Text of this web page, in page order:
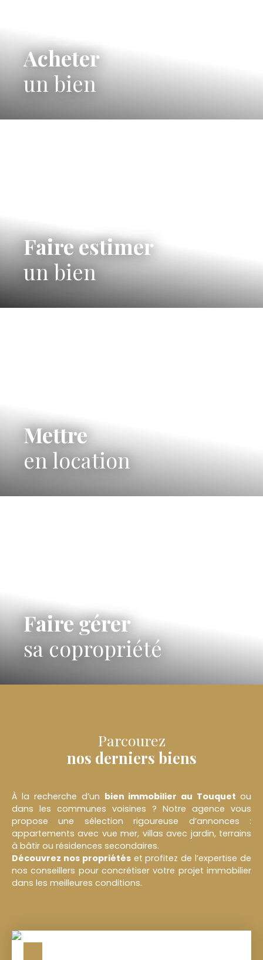
Acheter
un bien
Faire estimer
un bien
Mettre
en location
Faire gérer
sa copropriété
Parcourez
nos derniers biens
À la recherche d’un bien immobilier au Touquet ou
dans les communes voisines ? Notre agence vous
propose une sélection rigoureuse d’annonces :
appartements avec vue mer, villas avec jardin, terrains
à bâtir ou résidences secondaires.
Découvrez nos propriétéset profitez de l’expertise de
nos conseillers pour concrétiser votre projet immobilier
dans les meilleures conditions.